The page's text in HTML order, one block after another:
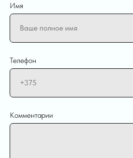
Имя
Телефон
Комментарии